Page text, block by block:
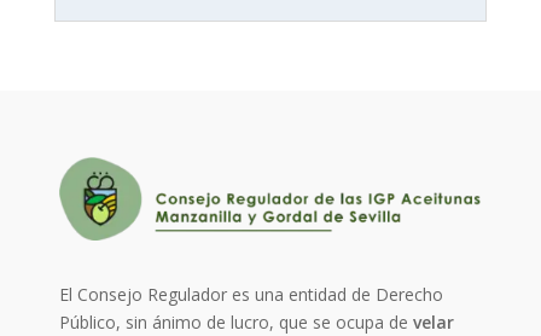
El Consejo Regulador es una entidad de Derecho
Público, sin ánimo de lucro, que se ocupa develar